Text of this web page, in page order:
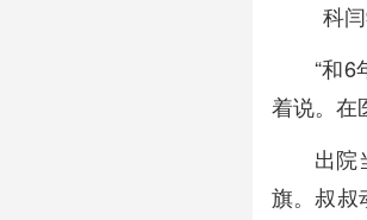
科
“和6
着说。在
出院
旗。叔叔